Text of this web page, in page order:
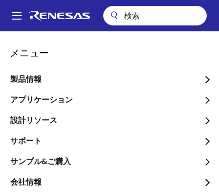
ン
Main
メニュー
製品情報
アプリケーション
設計リソース
サポート
サンプル&ご購入
会社情報
パ
ン
く
ず
RX23E-Aでデジタルロードセル小型基板を実現
RX23E-Aでデジタルロード
セル小型基板を実現
画
Akihiro Ooshima